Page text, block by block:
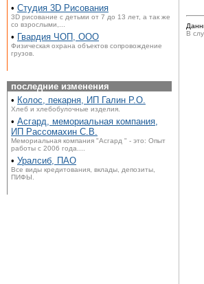
• Студия 3D Рисования
3D рисование с детьми от 7 до 13 лет, а так же
со взрослыми,...
• Гвардия ЧОП, ООО
Физическая охрана объектов сопровождение
грузов.
последние изменения
• Колос, пекарня, ИП Галин Р.О.
Хлеб и хлебобулочные изделия.
• Асгард, мемориальная компания,
ИП Рассомахин С.В.
Мемориальная компания "Асгард " - это: Опыт
работы с 2006 года....
• Уралсиб, ПАО
Все виды кредитования, вклады, депозиты,
ПИФЫ.
В